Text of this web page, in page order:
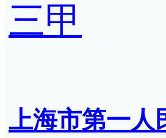
三甲
上海市第一人